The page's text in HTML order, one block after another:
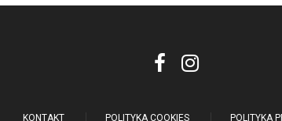
KONTAKT POLITYKA COOKIES POLITYKA